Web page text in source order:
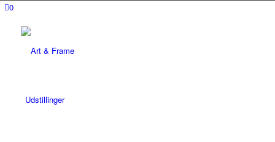
0
Udstillinger